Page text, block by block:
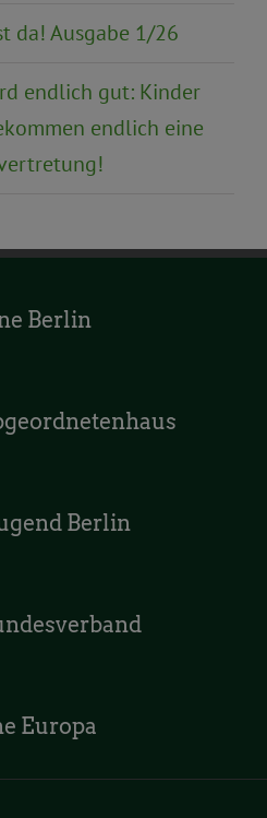
da! Ausgabe 1/26
endlich gut: Kinder
endlich eine
Berlin
Berlin
Europa